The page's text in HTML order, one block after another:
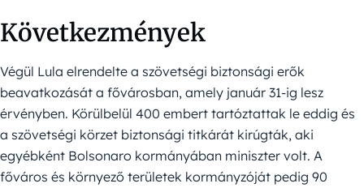
Következmények
Végül Lula elrendelte a szövetségi biztonsági erők
beavatkozását a fővárosban, amely január 31-ig lesz
érvényben. Körülbelül 400 embert tartóztattak le eddig és
a szövetségi körzet biztonsági titkárát kirúgták, aki
egyébként Bolsonaro kormányában miniszter volt. A
főváros és környező területek kormányzóját pedig 90